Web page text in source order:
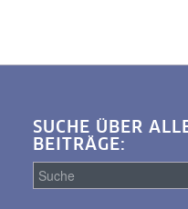
SUCHE ÜBER
BEITRÄGE: